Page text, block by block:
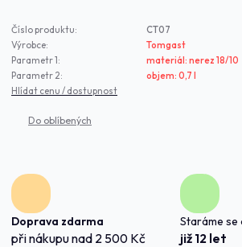
Číslo produktu:
CT07
Výrobce:
Tomgast
Parametr 1:
materiál: nerez 18/10
Parametr 2:
objem: 0,7 l
Hlídat cenu / dostupnost
Doprava zdarma
při nákupu nad 2 500 Kč
Staráme se
již 12 let